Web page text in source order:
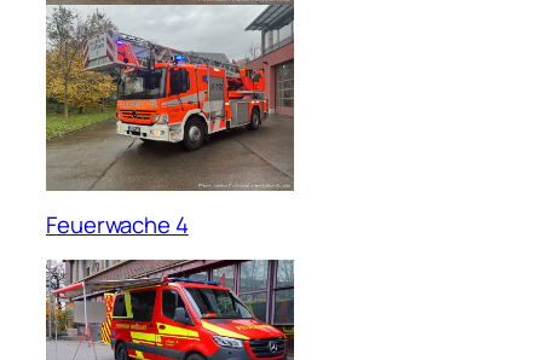
Feuerwache 4